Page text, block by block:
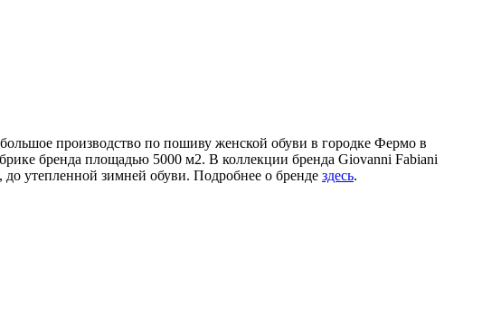
производство по пошиву женской обуви в городке Фермо в
бренда площадью 5000 м2. В коллекции бренда Giovanni Fabiani
до утепленной зимней обуви. Подробнее о бренде здесь.